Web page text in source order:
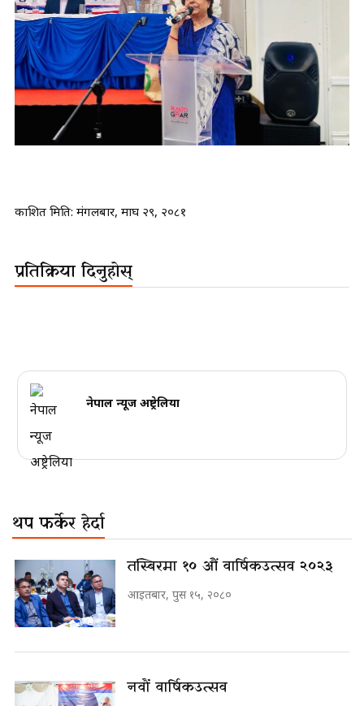
प्रकाशित मिति: मंगलबार, माघ २९, २०८१
प्रतिक्रिया दिनुहोस्
नेपाल न्यूज अष्ट्रेलिया
थप फर्केर हेर्दा
तस्बिरमा १० औं वार्षिकउत्सव २०२३
आइतबार, पुस १५, २०८०
नवौं वार्षिकउत्सव